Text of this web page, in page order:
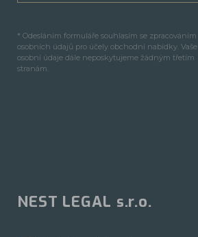
* Odesláním formuláře souhlasím se zpracováním
osobních údajů pro účely obchodní nabídky. Vaše
osobní údaje dále neposkytujeme žádným třetím
stranám.
NEST LEGAL s.r.o.